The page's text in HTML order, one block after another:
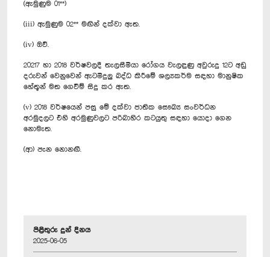
(ඇමුණුම 01**)
(iii) ඇමුණුම 02** මඟින් දක්වා ඇත.
(iv) ඔව්.
20217 හා 2018 වර්ෂවලදී තැලසීමියා රෝගය වැලඳුණු අවුරුදු 12ට අඩු
දරුවන් වෙනුවෙන් ඇටමිදුලු බද්ධ කිරීමේ ශල්‍යකර්ම සඳහා මානුෂික
හේතූන් මත ගෙවීම් සිදු කර ඇත.
(v) 2018 වර්ෂයෙන් පසු මේ දක්වා ජාතික සෞඛ්‍ය සංවර්ධන
අරමුදලට එහි අරමුණුවලට පරිබාහිර කටයුතු සඳහා යොදා ගෙන
නොමැත.
(ආ) පැන නොනඟී.
පිළිතුරු දුන් දිනය
2025-06-05